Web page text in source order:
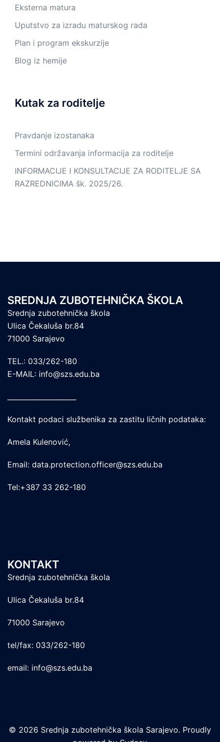
Eksterna matura
Uputstvo za izradu maturskog rada
Plan i program ekskurzije
Blog iz hemije
Kutak za roditelje
Pravdanje izostanaka
Termini održavanja informacija za roditelje
INFORMACIJE I KONSULTACIJE ZA RODITELJE SA
RAZREDNICIMA šk. 2025/26.
SREDNJA ZUBOTEHNIČKA ŠKOLA
Srednja zubotehnička škola
Ulica Čekaluša br.84
71000 Sarajevo
TEL.: 033/262-180
E-MAIL: info@szs.edu.ba
Kontakt podaci službenika za zastitu ličnih podataka:
Amela Kulenović,
Email: data.protection.officer@szs.edu.ba
Tel:+387 33 262-180
KONTAKT
Srednja zubotehnička škola
Ulica Čekaluša br.84
71000 Sarajevo
tel/fax: 033/262-180
email: info@szs.edu.ba
© 2026 Srednja zubotehnička škola Sarajevo. Proudly